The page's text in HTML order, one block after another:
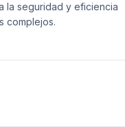
la seguridad y eficiencia
complejos.